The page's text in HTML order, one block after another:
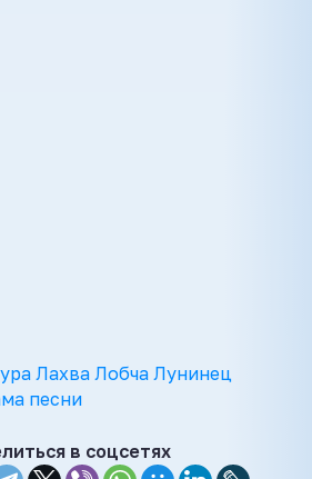
Лахва Лобча Лунинец
песни
в соцсетях